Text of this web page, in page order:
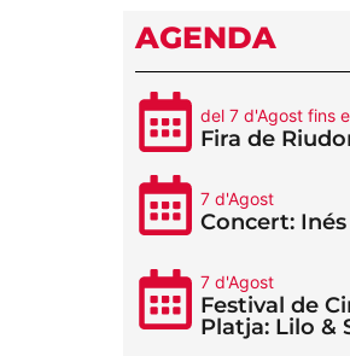
AGENDA
del 7 d'Agost fins
Fira de
7 d'Agost
Concert: Inés
7 d'Agost
Festival de
Platja: Lilo &